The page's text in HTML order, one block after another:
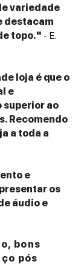
variedade
destacam
topo." - E.
loja é que o
e
superior ao
Recomendo
a toda a
e
os
áudio e
bons
pós